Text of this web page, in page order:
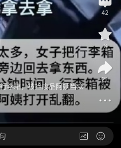
李箱，被捡废品阿姨当众
42
3
21